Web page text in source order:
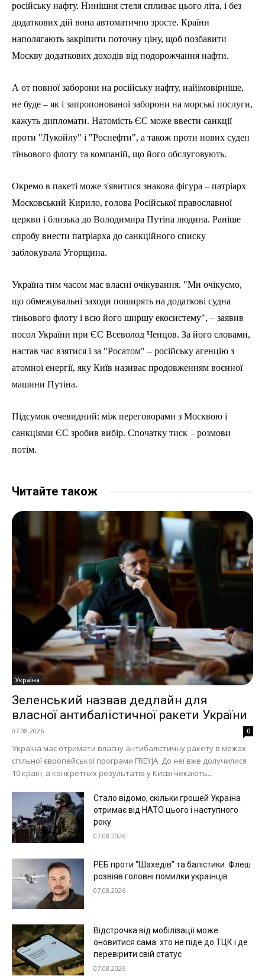
російську нафту. Нинішня стеля спливає цього літа, і без
додаткових дій вона автоматично зросте. Країни
наполягають закріпити поточну ціну, щоб позбавити
Москву додаткових доходів від подорожчання нафти.
А от повної заборони на російську нафту, найімовірніше,
не буде – як і запропонованої заборони на морські послуги,
кажуть дипломати. Натомість ЄС може ввести санкції
проти "Лукойлу" і "Роснефти", а також проти нових суден
тіньового флоту та компаній, що його обслуговують.
Окремо в пакеті може з'явитися знакова фігура – патріарх
Московський Кирило, голова Російської православної
церкви і близька до Володимира Путіна людина. Раніше
спробу внести патріарха до санкційного списку
заблокувала Угорщина.
Україна тим часом має власні очікування. "Ми очікуємо,
що обмежувальні заходи поширять на додаткові судна
тіньового флоту і всю його ширшу екосистему", – заявив
посол України при ЄС Всеволод Ченцов. За його словами,
настав час взятися і за "Росатом" – російську агенцію з
атомної енергії, яку Київ називає продовженням воєнної
машини Путіна.
Підсумок очевидний: між переговорами з Москвою і
санкціями ЄС зробив вибір. Спочатку тиск – розмови
потім.
Читайте також
Україна
Зеленський назвав дедлайн для
власної антибалістичної ракети України
07.08.2026 0
Україна має отримати власну антибалістичну ракету в межах
спільної європейської програми FREYJA. До неї вже долучилися
10 країн, а конкретних результатів у Києві чекають...
Стало відомо, скільки грошей Україна
отримає від НАТО цього і наступного
року
07.08.2026
РЕБ проти “Шахедів” та балістики: Флеш
розвіяв головні помилки українців
07.08.2026
Відстрочка від мобілізації може
оновитися сама: хто не піде до ТЦК і де
перевірити свій статус
07.08.2026